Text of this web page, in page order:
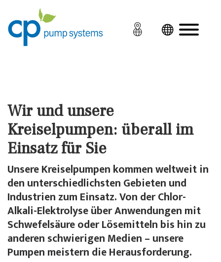
Wir und unsere
Kreiselpumpen: überall im
Einsatz für Sie
Unsere Kreiselpumpen kommen weltweit in
den unterschiedlichsten Gebieten und
Industrien zum Einsatz. Von der Chlor-
Alkali-Elektrolyse über Anwendungen mit
Schwefelsäure oder Lösemitteln bis hin zu
anderen schwierigen Medien – unsere
Pumpen meistern die Herausforderung.